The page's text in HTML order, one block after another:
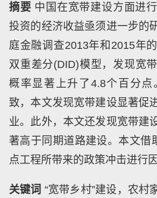
摘要 中国在宽带建设方面进
投资的经济收益亟须进一步的
庭金融调查2013年和 2015年
双重差分(DID)模型，发现宽
概率显著上升了 4.8个百分点
致，本文发现宽带建设显著促
业。此外，本文还发现宽带建
著高于同期道路建设。本文借
点工程所带来的政策冲击进行
关键词 “宽带乡村”建设，农村